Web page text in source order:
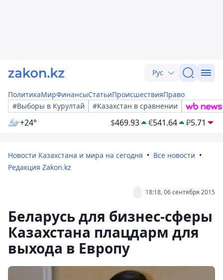
Рус
ПолитикаМирФинансыСтатьиПроисшествияПраво
#Выборы в Курултай
#Казахстан в сравнении
+24° $469.93 €541.64 ₽5.71
Новости Казахстана и мира на сегодня
Все новости
Редакция Zakon.kz
18:18, 06 сентября 2015
Беларусь для бизнес-сферы
Казахстана плацдарм для
выхода в Европу